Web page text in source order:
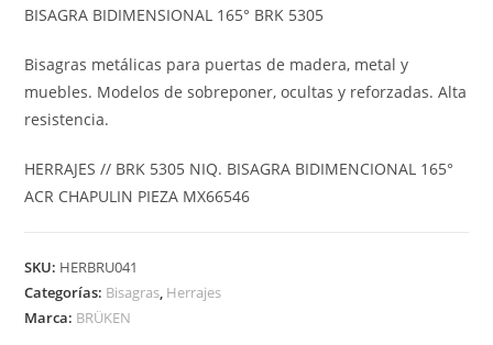
BISAGRA BIDIMENSIONAL 165° BRK 5305
Bisagras metálicas para puertas de madera, metal y
muebles. Modelos de sobreponer, ocultas y reforzadas. Alta
resistencia.
HERRAJES // BRK 5305 NIQ. BISAGRA BIDIMENCIONAL 165°
ACR CHAPULIN PIEZA MX66546
SKU: HERBRU041
Categorías: Bisagras, Herrajes
Marca: BRÜKEN